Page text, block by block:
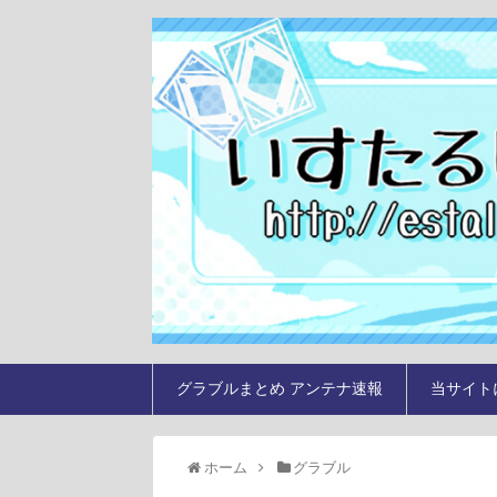
グラブルまとめ アンテナ速報 当サイ
ホーム グラブル